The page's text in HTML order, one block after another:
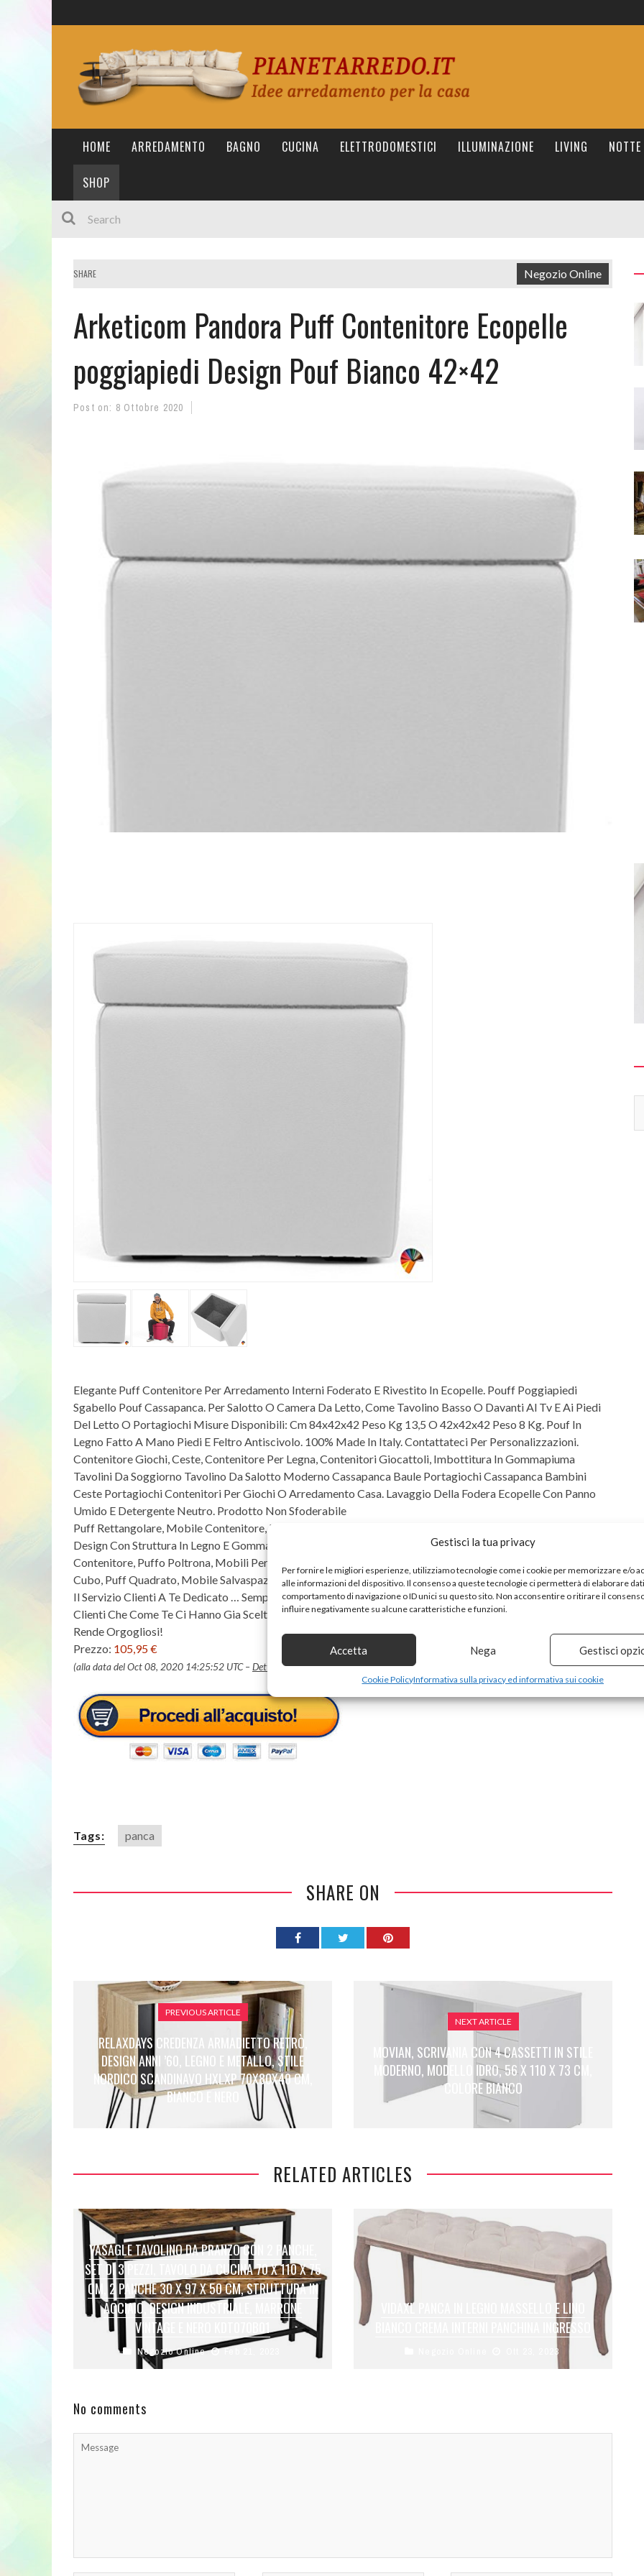
Gestisci la tua privacy
Per fornire le migliori esperienze, utilizziamo tecnologie come i cookie per memorizzare e/o
alle informazioni del dispositivo. Il consenso a queste tecnologie ci permetterà di elaborare
comportamento di navigazione o ID unici su questo sito. Non acconsentire o ritirare il
influire negativamente su alcune caratteristiche e funzioni.
Accetta Nega Gestisci
Cookie PolicyInformativa sulla privacy ed informativa sui cookie
HOME ARREDAMENTO BAGNO CUCINA ELETTRODOMESTICI ILLUMINAZIONE LIVING NOTTE
SHOP
SHARE Negozio Online
Arketicom Pandora Puff Contenitore Ecopelle
poggiapiedi Design Pouf Bianco 42×42
Post on: 8 Ottobre 2020
Elegante Puff Contenitore Per Arredamento Interni Foderato E Rivestito In Ecopelle. Pouff Poggiapiedi
Sgabello Pouf Cassapanca. Per Salotto O Camera Da Letto, Come Tavolino Basso O Davanti Al Tv E Ai Piedi
Del Letto O Portagiochi Misure Disponibili: Cm 84x42x42 Peso Kg 13,5 O 42x42x42 Peso 8 Kg. Pouf In
Legno Fatto A Mano Piedi E Feltro Antiscivolo. 100% Made In Italy. Contattateci Per Personalizzazioni.
Contenitore Giochi, Ceste, Contenitore Per Legna, Contenitori Giocattoli, Imbottitura In Gommapiuma
Tavolini Da Soggiorno Tavolino Da Salotto Moderno Cassapanca Baule Portagiochi Cassapanca Bambini
Ceste Portagiochi Contenitori Per Giochi O Arredamento Casa. Lavaggio Della Fodera Ecopelle Con Panno
Umido E Detergente Neutro. Prodotto Non Sfoderabile
Puff Rettangolare, Mobile Contenitore, Panca Contenitore Arredo Casa Mobile Ingresso Moderno. Puff
Design Con Struttura In Legno E Gomma Piuma. Ampia Palette Colori: Puff Rosso Puff Bianco. Puffo
Contenitore, Puffo Poltrona, Mobili Per Ingresso, Poggiapiedi Divano Cesta Portagiochi. Pouf Design, Pouf
Cubo, Puff Quadrato, Mobile Salvaspazio O Mobile Ingresso Design
Il Servizio Clienti A Te Dedicato … Sempre Disponibile Per Info E Chiarimenti. La Nostra Vera Garanzia Sono I
Clienti Che Come Te Ci Hanno Gia Scelto. Visita La Sezione Feedback La Parte Del Nostro Lavoro Che Ci
Rende Orgogliosi!
Prezzo: 105,95 €
(alla data del Oct 08, 2020 14:25:52 UTC – Dettagli)
Tags: panca
SHARE ON
PREVIOUS ARTICLE
RELAXDAYS CREDENZA ARMADIETTO RETRÒ,
DESIGN ANNI ’60, LEGNO E METALLO, STILE
NORDICO SCANDINAVO HXLXP 70X80X40 CM,
BIANCO E NERO
NEXT ARTICLE
MOVIAN, SCRIVANIA CON 4 CASSETTI IN STILE
MODERNO, MODELLO IDRO, 56 X 110 X 73 CM,
COLORE BIANCO
RELATED ARTICLES
VASAGLE TAVOLINO DA PRANZO CON 2 PANCHE,
SET DI 3 PEZZI, TAVOLO DA CUCINA 70 X 110 X 75
CM, 2 PANCHE 30 X 97 X 50 CM, STRUTTURA IN
ACCIAIO, DESIGN INDUSTRIALE, MARRONE
VINTAGE E NERO KDT070B01
[Set da pranzo per 4] Questo set da pranzo
comprende un tavolo da 70 x 110 cm e 2 panche,
Negozio Online Feb 21, 2023
VIDAXL PANCA IN LEGNO MASSELLO E LINO
BIANCO CREMA INTERNI PANCHINA INGRESSO
Colore: Bianco crema; Materiale: Rivestimento
in lino + telaio in legno massello; Dimensioni:
Ott 23, 2023
No comments